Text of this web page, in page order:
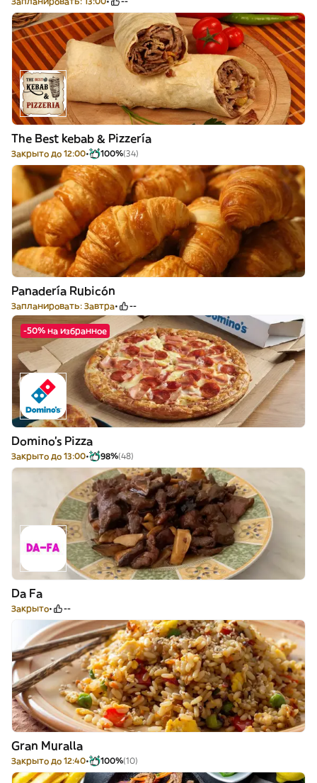
The Best kebab & Pizzería
Закрыто до 12:00 100%(34)
Panadería Rubicón
Запланировать: Завтра --
-50% на избранное
Domino's Pizza
Закрыто до 13:00 98%(48)
Da Fa
Закрыто --
Gran Muralla
Закрыто до 12:40 100%(10)